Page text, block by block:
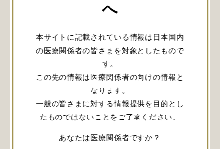
へ
本サイトに記載されている情報は日本国内
の医療関係者の皆さまを対象としたもので
す。
この先の情報は医療関係者の向けの情報と
なります。
一般の皆さまに対する情報提供を目的とし
たものではないことをご了承ください。
あなたは医療関係者ですか？
PDF表示
New Trends in Spine Surgery:
Technological Advances in
Precision and Safety
日時：2026年6月20日（土） 13:20〜14:20